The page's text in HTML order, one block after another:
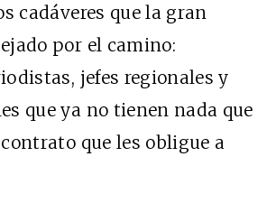
cadáveres que la gran
por el camino:
jefes regionales y
que ya no tienen nada que
que les obligue a